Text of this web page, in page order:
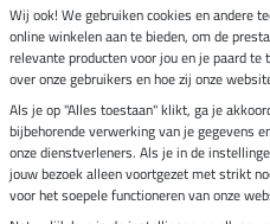
Verzending per
Veilig betalen met
Wij ook! We gebruiken cookies en andere
online winkelen aan te bieden, om de
relevante producten voor jou en je paard
over onze gebruikers en hoe zij onze
Als je op "Alles toestaan" klikt, ga je
bijbehorende verwerking van je gegevens
onze dienstverleners. Als je in de
jouw bezoek alleen voortgezet met strikt
voor het soepele functioneren van onze